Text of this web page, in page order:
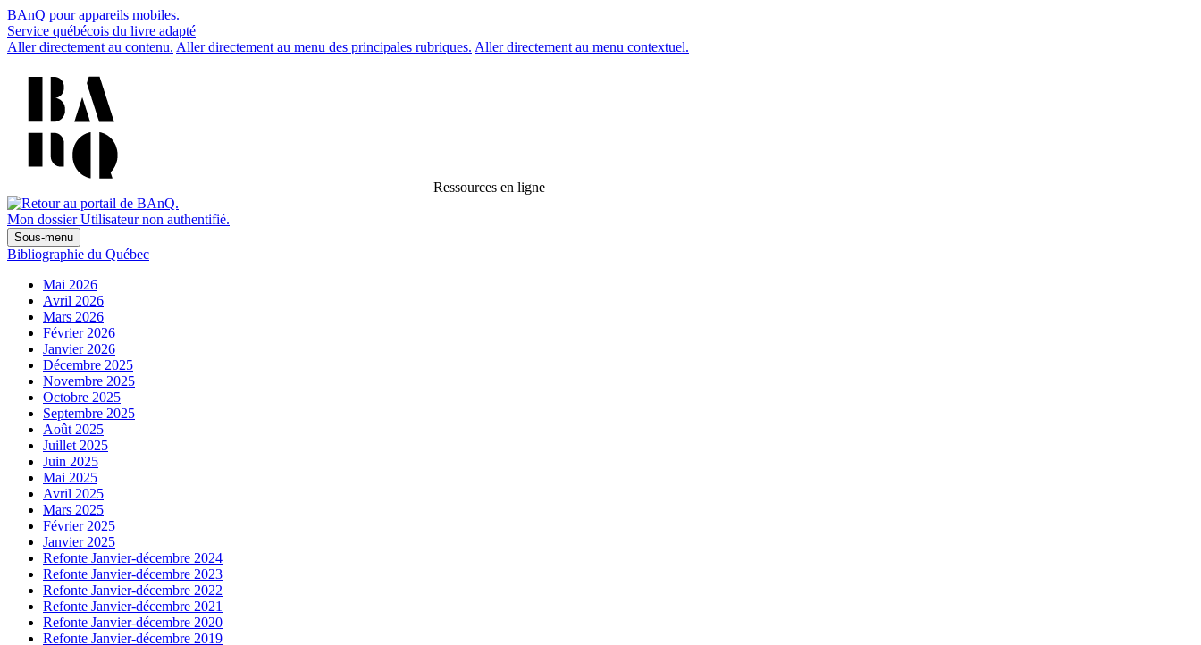
BAnQ pour appareils mobiles.
Service québécois du livre adapté
Aller directement au contenu. Aller directement au menu des principales rubriques. Aller directement au menu contextuel.
Ressources en ligne
Mon dossier Utilisateur non authentifié.
Sous-menu
Bibliographie du Québec
Mai 2026
Avril 2026
Mars 2026
Février 2026
Janvier 2026
Décembre 2025
Novembre 2025
Octobre 2025
Septembre 2025
Août 2025
Juillet 2025
Juin 2025
Mai 2025
Avril 2025
Mars 2025
Février 2025
Janvier 2025
Refonte Janvier-décembre 2024
Refonte Janvier-décembre 2023
Refonte Janvier-décembre 2022
Refonte Janvier-décembre 2021
Refonte Janvier-décembre 2020
Refonte Janvier-décembre 2019